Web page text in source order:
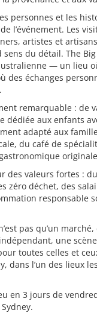
personnes et les
l’événement. Les
artistes et
du détail. The
— un lieu
des échanges
remarquable : de
dédiée aux enfants
adapté aux
du café de
des valeurs fortes :
zéro déchet, des
responsable
pas qu’un
une scène
toutes celles et
dans l’un des lieux
en 3 jours de